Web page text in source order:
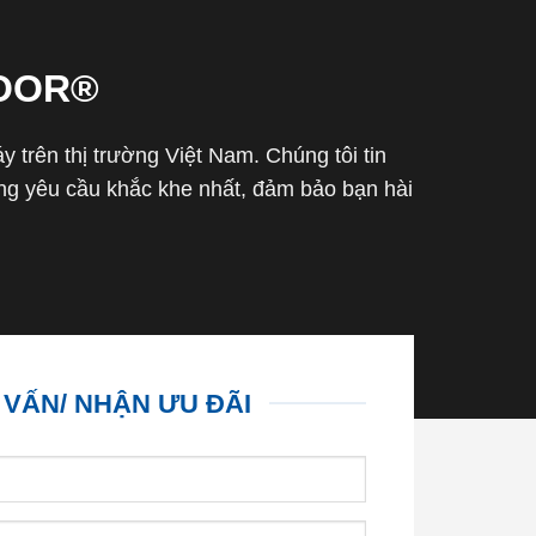
trên thị trường Việt Nam. Chúng tôi tin
yêu cầu khắc khe nhất, đảm bảo bạn hài
NHẬN ƯU ĐÃI